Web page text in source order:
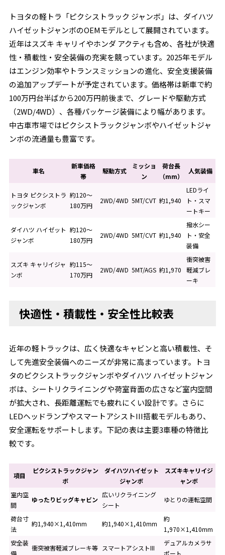
トヨタの軽トラ「ピクシストラック ジャンボ」は、ダイハツ
ハイゼットジャンボのOEMモデルとして展開されています。
近年はスズキ キャリイやホンダ アクティも含め、各社が快適
性・積載性・安全装備の充実を競っています。2025年モデル
はエンジン効率やトランスミッションの進化、安全支援装備
の追加アップデートが予定されています。価格帯は新車で約
100万円台半ばから200万円前後まで、グレードや駆動方式
（2WD/4WD）、各種パッケージ装備により幅があります。
中古車市場ではピクシストラックジャンボやハイゼットジャ
ンボの流通量も豊富です。
車名
新車価格
帯
駆動方式
ミッショ
ン
荷台長
（mm）
人気装備
トヨタ ピクシストラ
ックジャンボ
約120〜
180万円
2WD/4WD 5MT/CVT 約1,940
LEDライ
ト・スマ
ートキー
ダイハツ ハイゼット
ジャンボ
約120〜
180万円
2WD/4WD 5MT/CVT 約1,940
撥水シー
ト・安全
装備
スズキ キャリイジャ
ンボ
約115〜
170万円
2WD/4WD 5MT/AGS 約1,970
衝突被害
軽減ブレ
ーキ
快適性・積載性・安全性比較表
近年の軽トラックは、広く快適なキャビンと高い積載性、そ
して先進安全装備へのニーズが非常に高まっています。トヨ
タのピクシストラックジャンボやダイハツ ハイゼットジャン
ボは、シートリクライニングや荷室背面の広さなど室内空間
が拡大され、長距離運転でも疲れにくい設計です。さらに
LEDヘッドランプやスマートアシストIII搭載モデルもあり、
安全運転をサポートします。下記の表は主要3車種の特徴比
較です。
項目
ピクシストラックジャン
ボ
ダイハツハイゼット
ジャンボ
スズキキャリイジ
ャンボ
室内空
間
ゆったりビッグキャビン
広いリクライニング
シート
ゆとりの運転空間
荷台寸
法
約1,940×1,410mm 約1,940×1,410mm
約
1,970×1,410mm
安全装
備
衝突被害軽減ブレーキ等 スマートアシストIII
デュアルカメラサ
ポート